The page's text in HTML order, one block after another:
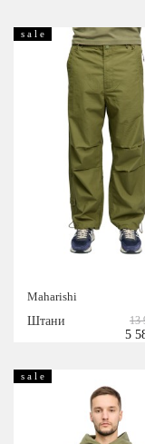
s a l e
Maharishi
Штани
13
5
s a l e